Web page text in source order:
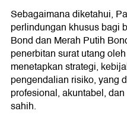
Sebagaimana diketahui,
perlindungan khusus bagi
Bond dan Merah Putih
penerbitan surat utang
menetapkan strategi,
pengendalian risiko, yang
profesional, akuntabel,
sahih.